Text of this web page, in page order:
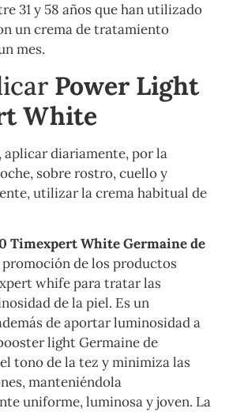
31 y 58 años que han utilizado
un crema de tratamiento
mes.
Power Light
White
aplicar diariamente, por la
sobre rostro, cuello y
utilizar la crema habitual de
Timexpert White Germaine de
promoción de los productos
whife para tratar las
de la piel. Es un
de aportar luminosidad a
light Germaine de
tono de la tez y minimiza las
manteniéndola
uniforme, luminosa y joven. La